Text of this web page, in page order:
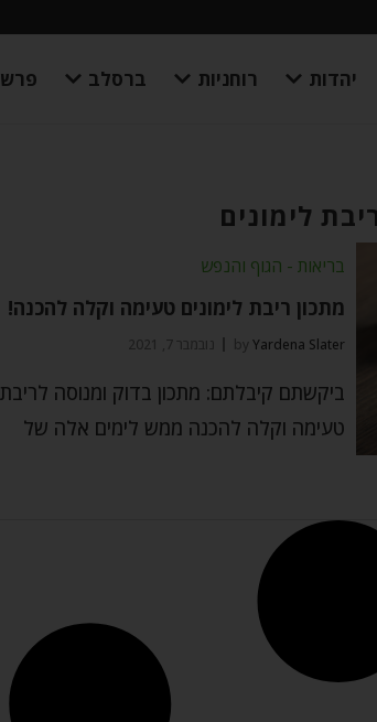
יהדות רוחניות ברסלב
לימונים
בריאות - הגוף והנפש
מתכון ריבת לימונים טעימה וקלה להכנה!
by Yardena Slater נובמבר 7, 2021
ביקשתם קיבלתם: מתכון בדוק ומנוסה לריבת
טעימה וקלה להכנה ממש לימים אלה של